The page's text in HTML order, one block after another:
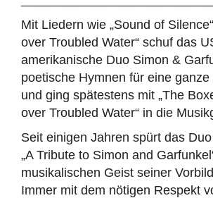
Mit Liedern wie „Sound of
over Troubled Water“ schuf das
amerikanische Duo Simon &
poetische Hymnen für eine ganze
und ging spätestens mit „The
over Troubled Water“ in die
Seit einigen Jahren spürt das
„A Tribute to Simon and
musikalischen Geist seiner
Immer mit dem nötigen Respekt